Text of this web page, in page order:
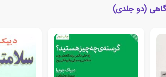
(دو جلدی)